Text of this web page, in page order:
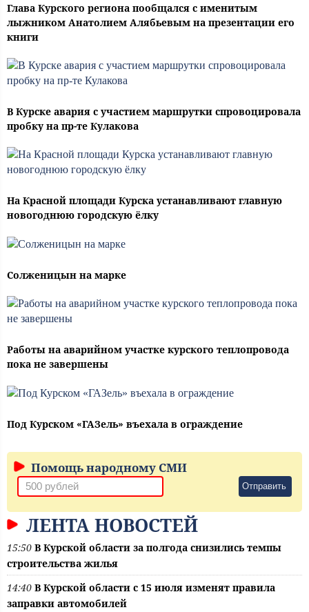
Глава Курского региона пообщался с именитым
лыжником Анатолием Алябьевым на презентации его
книги
В Курске авария с участием маршрутки спровоцировала
пробку на пр-те Кулакова
На Красной площади Курска устанавливают главную
новогоднюю городскую ёлку
Солженицын на марке
Работы на аварийном участке курского теплопровода
пока не завершены
Под Курском «ГАЗель» въехала в ограждение
Помощь народному СМИ
Отправить
ЛЕНТА НОВОСТЕЙ
15:50 В Курской области за полгода снизились темпы
строительства жилья
14:40 В Курской области с 15 июля изменят правила
заправки автомобилей